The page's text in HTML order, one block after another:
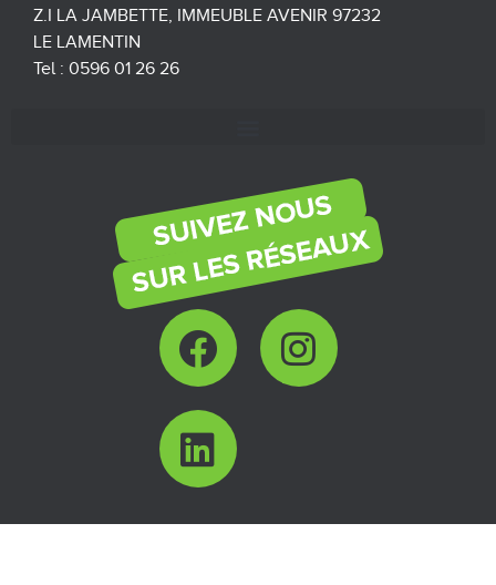
Z.I LA JAMBETTE, IMMEUBLE AVENIR 97232
LE LAMENTIN
Tel : 0596 01 26 26